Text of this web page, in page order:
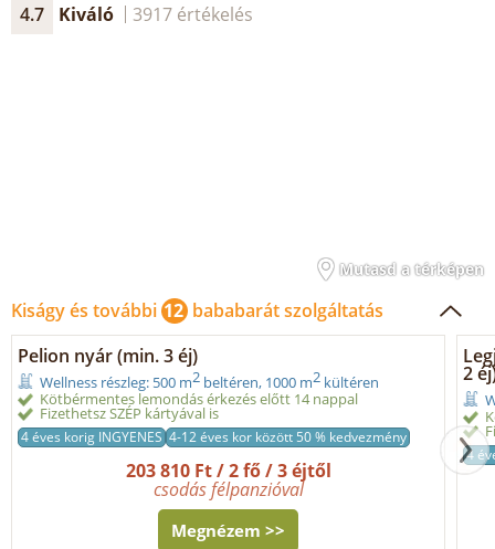
4.7 Kiváló 3917 értékelés
Mutasd a térképen
Kiságy és további 12 bababarát szolgáltatás
Pelion nyár (min. 3 éj)
Wellness részleg: 500 m2 beltéren, 1000 m2 kültéren
Kötbérmentes lemondás érkezés előtt 14 nappal
Fizethetsz SZÉP kártyával is
4 éves korig INGYENES 4-12 éves kor között 50 % kedvezmény
203 810 Ft / 2 fő / 3 éjtől
csodás félpanzióval
Megnézem >>
2
4